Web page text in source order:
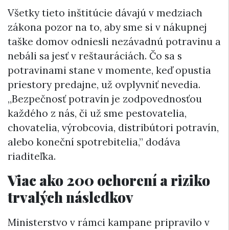
Všetky tieto inštitúcie dávajú v medziach
zákona pozor na to, aby sme si v nákupnej
taške domov odniesli nezávadnú potravinu a
nebáli sa jesť v reštauráciách. Čo sa s
potravinami stane v momente, keď opustia
priestory predajne, už ovplyvniť nevedia.
„Bezpečnosť potravín je zodpovednosťou
každého z nás, či už sme pestovatelia,
chovatelia, výrobcovia, distribútori potravín,
alebo koneční spotrebitelia,” dodáva
riaditeľka.
Viac ako 200 ochorení a riziko
trvalých následkov
Ministerstvo v rámci kampane pripravilo v